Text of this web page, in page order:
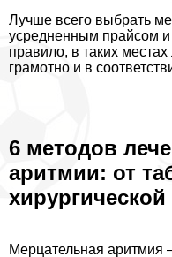
Лучше всего выбрать
усредненным прайсом
правило, в таких
грамотно и в
6 методов
аритмии: от
Мерцательная аритмия